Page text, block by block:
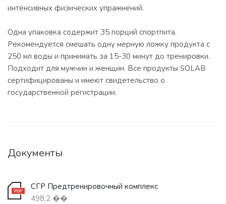
интенсивных физических упражнений.
Одна упаковка содержит 35 порций спортпита.
Рекомендуется смешать одну мерную ложку продукта с
250 мл воды и принимать за 15-30 минут до тренировки.
Подходит для мужчин и женщин. Все продукты SOLAB
сертифицированы и имеют свидетельство о
государственной регистрации.
Документы
СГР Предтренировочный комплекс
498,2 ��